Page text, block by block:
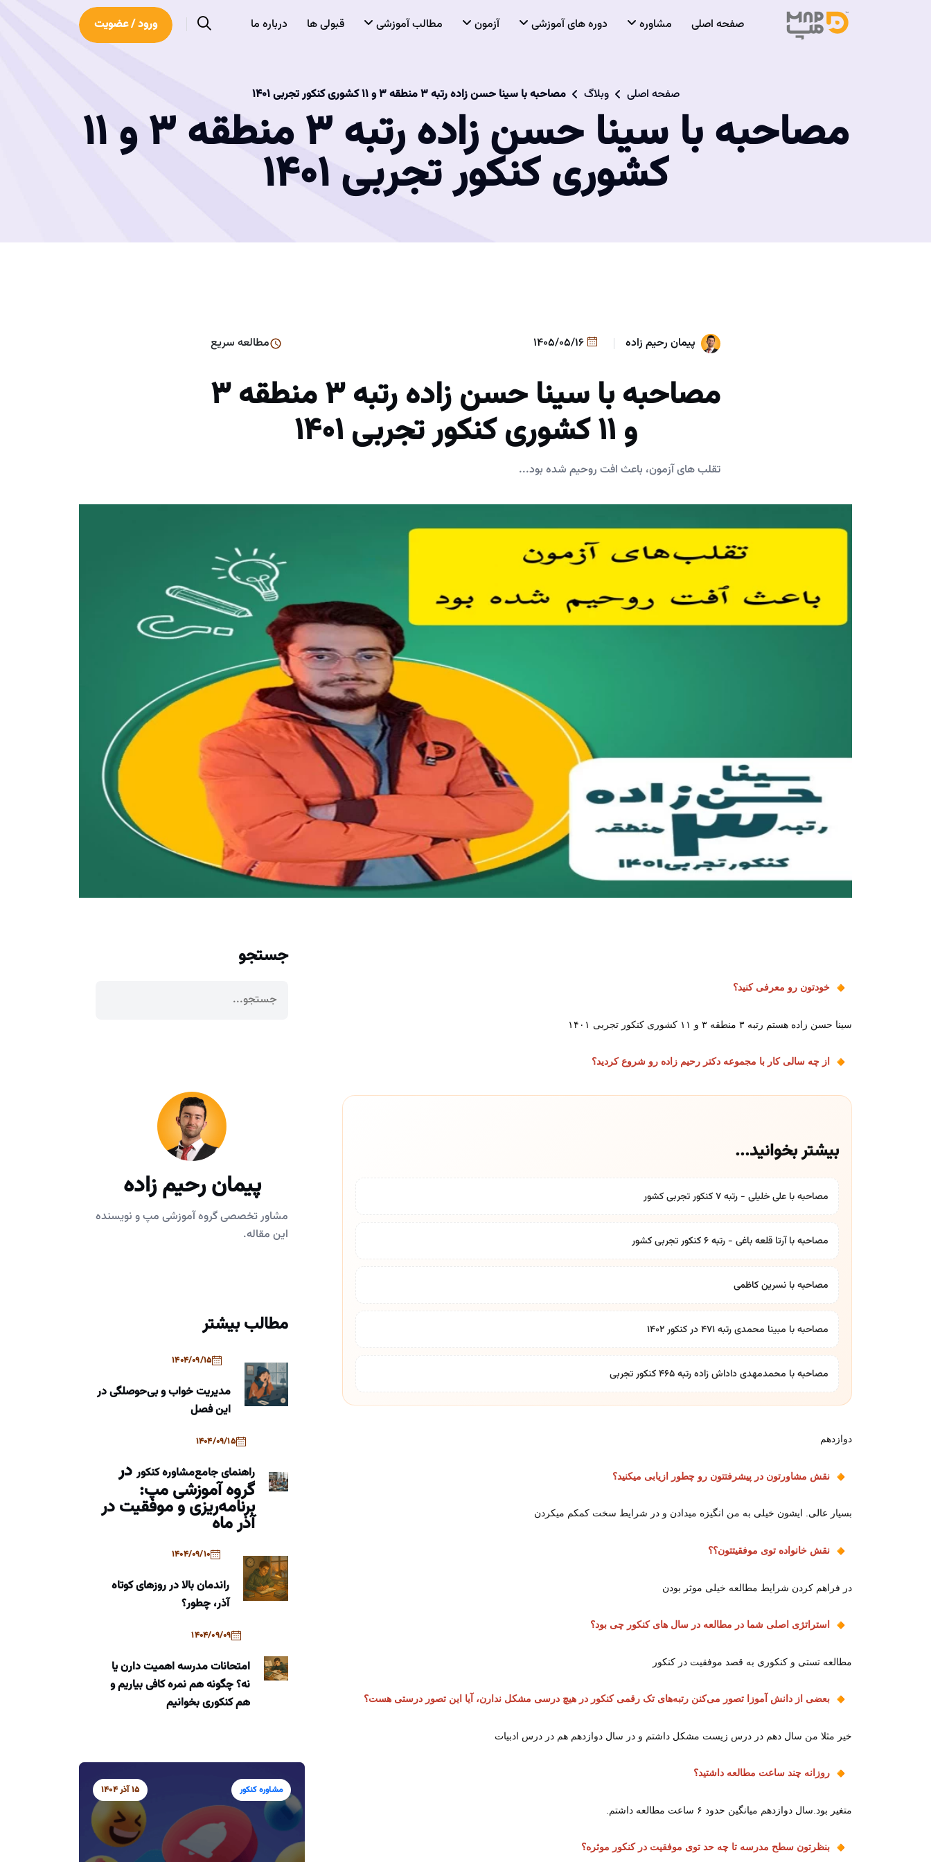
صفحه اصلی مشاوره دوره های آموزشی آزمون مطالب آموزشی قبولی ها درباره ما ورود / عضویت
صفحه اصلی وبلاگ مصاحبه با سینا حسن زاده رتبه ۳ منطقه ۳ و ۱۱ کشوری کنکور تجربی ۱۴۰۱
مصاحبه با سینا حسن زاده رتبه ۳ منطقه ۳ و ۱۱
کشوری کنکور تجربی ۱۴۰۱
پیمان رحیم زاده مطالعه سریع
مصاحبه با سینا حسن زاده رتبه ۳ منطقه ۳
و ۱۱ کشوری کنکور تجربی ۱۴۰۱
تقلب های آزمون، باعث افت روحیم شده بود...
خودتون رو معرفی کنید؟
سینا حسن زاده هستم رتبه ۳ منطقه ۳ و ۱۱ کشوری کنکور تجربی ۱۴۰۱
از چه سالی کار با مجموعه دکتر رحیم زاده رو شروع کردید؟
بیشتر بخوانید...
مصاحبه با علی خلیلی - رتبه 7 کنکور تجربی کشور
مصاحبه با آرتا قلعه باغی - رتبه 6 کنکور تجربی کشور
مصاحبه با نسرین کاظمی
مصاحبه با مبینا محمدی رتبه ۴۷۱ در کنکور ۱۴۰۲
مصاحبه با محمدمهدی داداش زاده رتبه ۴۶۵ کنکور تجربی
دوازدهم
نقش مشاورتون در پیشرفتتون رو چطور ازیابی میکنید؟
بسیار عالی. ایشون خیلی به من انگیزه میدادن و در شرایط سخت کمکم میکردن
نقش خانواده توی موفقیتتون؟؟
در فراهم کردن شرایط مطالعه خیلی موثر بودن
استراتژی اصلی شما در مطالعه در سال های کنکور چی بود؟
مطالعه تستی و کنکوری به قصد موفقیت در کنکور
بعضی از دانش آموزا تصور می‌کنن رتبه‌های تک رقمی کنکور در هیچ درسی مشکل ندارن، آیا این تصور درستی هست؟
خیر مثلا من سال دهم در درس زیست مشکل داشتم و در سال دوازدهم هم در درس ادبیات
روزانه چند ساعت مطالعه داشتید؟
متغیر بود.سال دوازدهم میانگین حدود ۶ ساعت مطالعه داشتم.
بنظرتون سطح مدرسه تا چه حد توی موفقیت در کنکور موثره؟
جستجو
پیمان رحیم زاده
مشاور تخصصی گروه آموزشی مپ و نویسنده
این مقاله.
مطالب بیشتر
1404/09/15
مدیریت خواب و بی‌حوصلگی در
این فصل
1404/09/15
راهنمای جامعمشاوره کنکوردر
گروه آموزشی مپ:
برنامه‌ریزی و موفقیت در
آذر ماه
1404/09/10
راندمان بالا در روزهای کوتاه
آذر، چطور؟
1404/09/09
امتحانات مدرسه اهمیت دارن یا
نه؟ چگونه هم نمره کافی بیاریم و
هم کنکوری بخوانیم
مشاوره کنکور 15 آذر 1404